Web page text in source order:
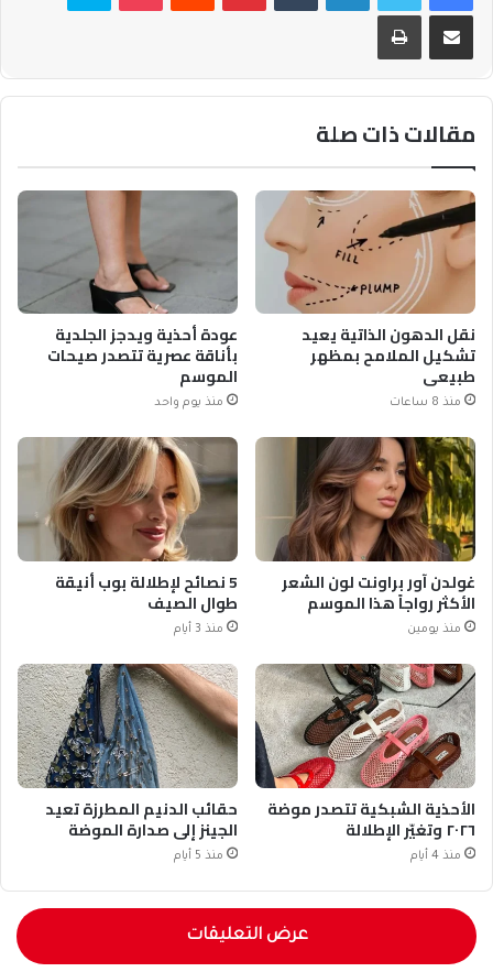
مشاركة عبر البريد طباعة
مقالات ذات صلة
نقل الدهون الذاتية يعيد
تشكيل الملامح بمظهر
طبيعي
منذ 8 ساعات
عودة أحذية ويدجز الجلدية
بأناقة عصرية تتصدر صيحات
الموسم
منذ يوم واحد
غولدن آور براونت لون الشعر
الأكثر رواجاً هذا الموسم
منذ يومين
5 نصائح لإطلالة بوب أنيقة
طوال الصيف
منذ 3 أيام
الأحذية الشبكية تتصدر موضة
٢٠٢٦ وتغيّر الإطلالة
منذ 4 أيام
حقائب الدنيم المطرزة تعيد
الجينز إلى صدارة الموضة
منذ 5 أيام
عرض التعليقات